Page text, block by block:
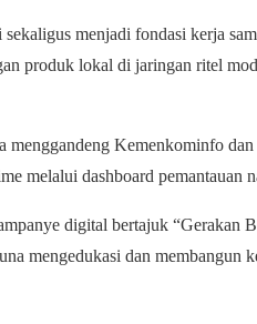
menjadi fondasi kerja
produk lokal di jaringan ritel
menggandeng Kemenkominfo dan
melalui dashboard pemantauan
digital bertajuk “Gerakan
mengedukasi dan membangun